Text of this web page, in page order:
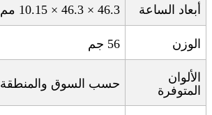
أبعاد الساعة 46.3 × 46.3 × 10.15 مم
الوزن 56 جم
الألوان
المتوفرة
حسب السوق والمنطقة